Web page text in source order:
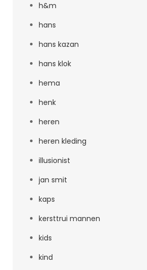
h&m
hans
hans kazan
hans klok
hema
henk
heren
heren kleding
illusionist
jan smit
kaps
kersttrui mannen
kids
kind